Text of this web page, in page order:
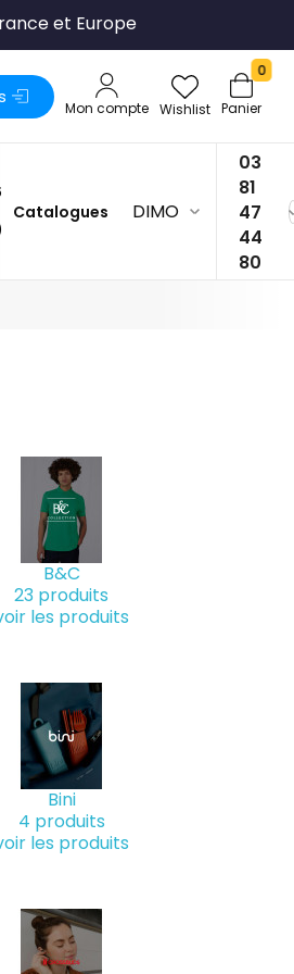
et Europe
Mon compte Wishlist Panier
0
Catalogues DIMO
03
81
47
44
80
B&C
23 produits
les produits
Bini
4 produits
les produits